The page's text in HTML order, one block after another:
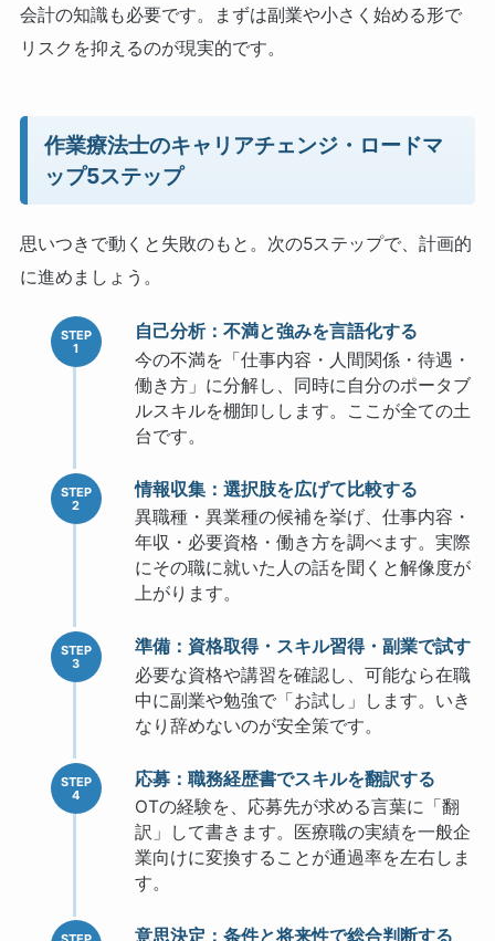
会計の知識も必要です。まずは副業や小さく始める形で
リスクを抑えるのが現実的です。
作業療法士のキャリアチェンジ・ロードマ
ップ5ステップ
思いつきで動くと失敗のもと。次の5ステップで、計画的
に進めましょう。
自己分析：不満と強みを言語化する
今の不満を「仕事内容・人間関係・待遇・
働き方」に分解し、同時に自分のポータブ
ルスキルを棚卸しします。ここが全ての土
台です。
情報収集：選択肢を広げて比較する
異職種・異業種の候補を挙げ、仕事内容・
年収・必要資格・働き方を調べます。実際
にその職に就いた人の話を聞くと解像度が
上がります。
準備：資格取得・スキル習得・副業で試す
必要な資格や講習を確認し、可能なら在職
中に副業や勉強で「お試し」します。いき
なり辞めないのが安全策です。
応募：職務経歴書でスキルを翻訳する
OTの経験を、応募先が求める言葉に「翻
訳」して書きます。医療職の実績を一般企
業向けに変換することが通過率を左右しま
す。
意思決定：条件と将来性で総合判断する